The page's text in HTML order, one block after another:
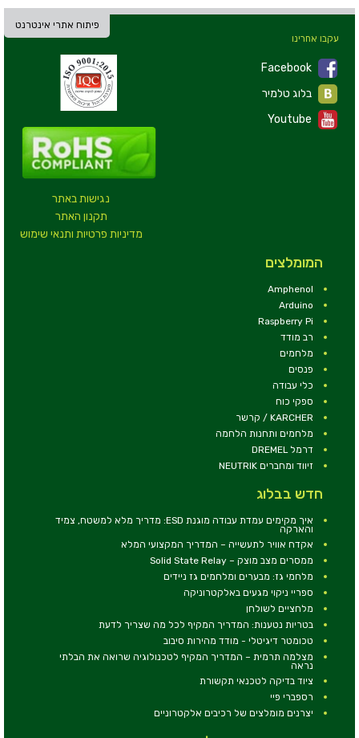
פיתוח אתרי אינטרנט
נגישות באתר
תקנון האתר
מדיניות פרטיות ותנאי שימוש
עקבו אחרינו
Facebook
Youtube
המומלצים
Amphenol
Arduino
Raspberry Pi
רב מודד
מלחמים
פנסים
כלי עבודה
ספקי כוח
KARCHER / קרשר
מלחמים ותחנות הלחמה
דרמל DREMEL
זיווד ומחברים NEUTRIK
חדש בבלוג
איך מקימים עמדת עבודה מוגנת ESD: מדריך מלא למשטח, צמיד
והארקה
אקדח אוויר לתעשייה – המדריך המקצועי המלא
ממסרים מצב מוצק – Solid State Relay
מלחמי גז: מבערים ומלחמים גז ניידים
ספריי ניקוי מגעים באלקטרוניקה
מלחציים לשולחן
בטריות נטענות: המדריך המקיף לכל מה שצריך לדעת
טכומטר דיגיטלי - מודד מהירות סיבוב
מצלמה תרמית – המדריך המקיף לטכנולוגיה שרואה את הבלתי
נראה
ציוד בדיקה לטכנאי תקשורת
רספברי פיי
יצרנים מומלצים של רכיבים אלקטרוניים